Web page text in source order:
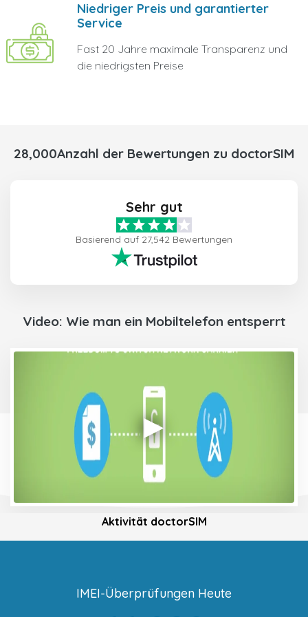
Niedriger Preis und garantierter
Service
Fast 20 Jahre maximale Transparenz und
die niedrigsten Preise
28,000Anzahl der Bewertungen zu doctorSIM
Sehr gut
Basierend auf 27,542 Bewertungen
Video: Wie man ein Mobiltelefon entsperrt
Aktivität doctorSIM
IMEI-Überprüfungen Heute